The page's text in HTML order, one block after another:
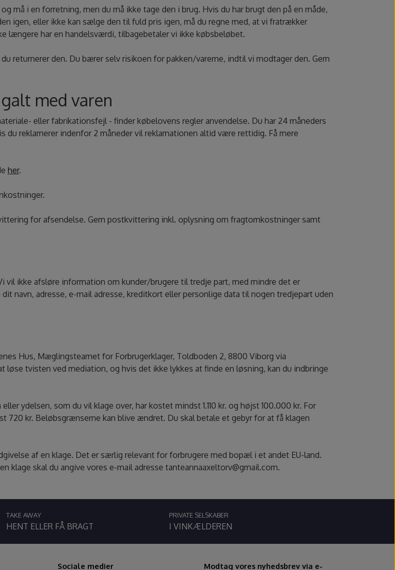
må i en forretning, men du må ikke tage den i brug. Hvis du har brugt den på en måde,
igen, eller ikke kan sælge den til fuld pris igen, må du regne med, at vi fratrækker
længere har en handelsværdi, tilbagebetaler vi ikke købsbeløbet.
returnerer den. Du bærer selv risikoen for pakken/varerne, indtil vi modtager den. Gem
med varen
eller fabrikationsfejl - finder købelovens regler anvendelse. Du har 24 måneders
reklamerer indenfor 2 måneder vil reklamationen altid være rettidig. Få mere
her.
for afsendelse. Gem postkvittering inkl. oplysning om fragtomkostninger samt
ikke afsløre information om kunder/brugere til tredje part, med mindre det er
navn, adresse, e-mail adresse, kreditkort eller personlige data til nogen tredjepart uden
Hus, Mæglingsteamet for Forbrugerklager, Toldboden 2, 8800 Viborg via
løse tvisten ved mediation, og hvis det ikke lykkes at finde en løsning, kan du indbringe
ydelsen, som du vil klage over, har kostet mindst 1.110 kr. og højst 100.000 kr. For
720 kr. Beløbsgrænserne kan blive ændret. Du skal betale et gebyr for at få klagen
af en klage. Det er særlig relevant for forbrugere med bopæl i et andet EU-land.
klage skal du angive vores e-mail adresse tanteannaaxeltorv@gmail.com.
TAKE AWAY
HENT ELLER FÅ BRAGT
PRIVATE SELSKABER
I VINKÆLDEREN
Sociale medier Modtag vores nyhedsbrev via e-